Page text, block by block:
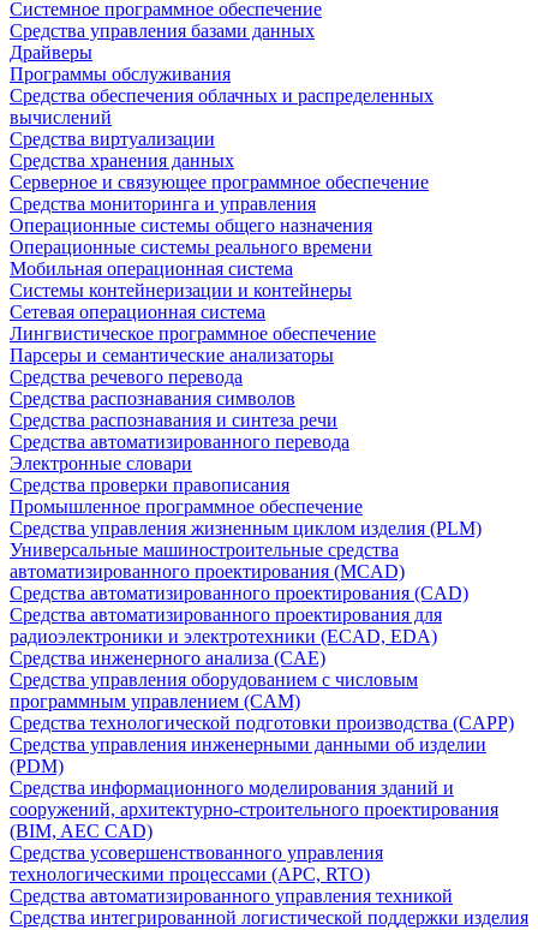
Системное программное обеспечение
Средства управления базами данных
Драйверы
Программы обслуживания
Средства обеспечения облачных и распределенных
вычислений
Средства виртуализации
Средства хранения данных
Серверное и связующее программное обеспечение
Средства мониторинга и управления
Операционные системы общего назначения
Операционные системы реального времени
Мобильная операционная система
Системы контейнеризации и контейнеры
Сетевая операционная система
Лингвистическое программное обеспечение
Парсеры и семантические анализаторы
Средства речевого перевода
Средства распознавания символов
Средства распознавания и синтеза речи
Средства автоматизированного перевода
Электронные словари
Средства проверки правописания
Промышленное программное обеспечение
Средства управления жизненным циклом изделия (PLM)
Универсальные машиностроительные средства
автоматизированного проектирования (MCAD)
Средства автоматизированного проектирования (CAD)
Средства автоматизированного проектирования для
радиоэлектроники и электротехники (ECAD, EDA)
Средства инженерного анализа (CAE)
Средства управления оборудованием с числовым
программным управлением (CAM)
Средства технологической подготовки производства (CAPP)
Средства управления инженерными данными об изделии
(PDM)
Средства информационного моделирования зданий и
сооружений, архитектурно-строительного проектирования
(BIM, AEC CAD)
Средства усовершенствованного управления
технологическими процессами (APC, RTO)
Средства автоматизированного управления техникой
Средства интегрированной логистической поддержки изделия